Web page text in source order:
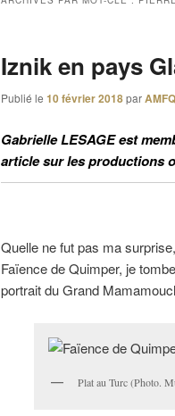
Iznik en pays
Publié le 10 février 2018parAMFQ
Gabrielle LESAGE est
article sur les productions
Quelle ne fut pas ma
Faïence de Quimper, je
portrait du Grand
Plat au Turc (Photo.